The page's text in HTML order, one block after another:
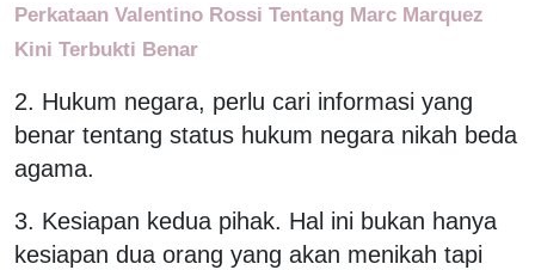
Perkataan Valentino Rossi Tentang Marc Marquez
Kini Terbukti Benar
2. Hukum negara, perlu cari informasi yang
benar tentang status hukum negara nikah beda
agama.
3. Kesiapan kedua pihak. Hal ini bukan hanya
kesiapan dua orang yang akan menikah tapi